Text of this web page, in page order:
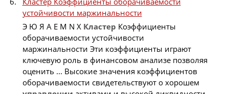
устойчивости маржинальности
Э Ю Я A E M N X Кластер Коэффициенты
оборачиваемости устойчивости
маржинальности Эти коэффициенты играют
ключевую роль в финансовом анализе позволяя
оценить ... Высокие значения коэффициентов
оборачиваемости свидетельствуют о хорошем